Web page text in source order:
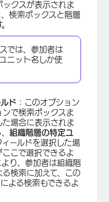
×
ックスが表示されま
検索ボックスと階層
では、参加者は
ニット名しか使
ド ：このオプション
で検索ボックスま
場合に表示されま
組織階層の特定ユ
ィールドを選択した場
こで選択できるよ
り、参加者は組織階
検索に加えて、この
よる検索もできるよ